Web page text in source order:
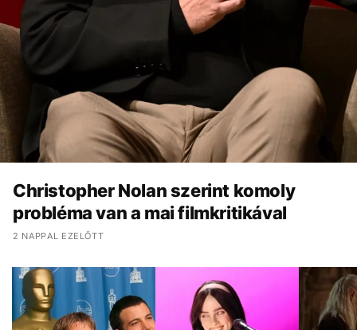
Christopher Nolan szerint komoly
probléma van a mai filmkritikával
2 NAPPAL EZELŐTT